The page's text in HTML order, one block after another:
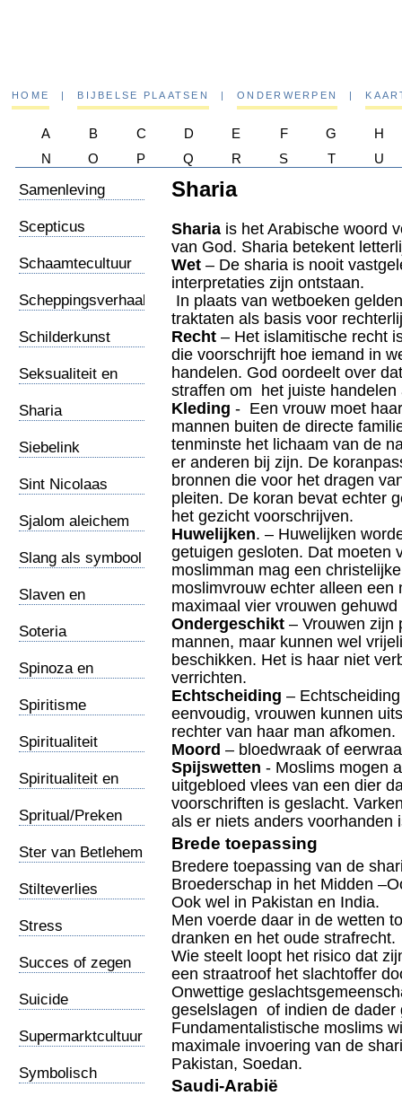
HOME | BIJBELSE PLAATSEN | ONDERWERPEN |
A B C D E F G
H
N
O P Q R S T U
Samenleving
Scepticus
Schaamtecultuur
Scheppingsverhaal
Schilderkunst
Seksualiteit en
Sharia
Siebelink
Sint Nicolaas
Sjalom aleichem
Slang als symbool
Slaven en
Soteria
Spinoza en
Spiritisme
Spiritualiteit
Spiritualiteit en
Spritual/Preken
Ster van Betlehem
Stilteverlies
Stress
Succes of zegen
Suicide
Supermarktcultuur
Symbolisch
Sharia
Sharia is het Arabische woord
van God. Sharia betekent
Wet – De sharia is nooit
interpretaties zijn ontstaan.
In plaats van wetboeken
traktaten als basis voor
Recht – Het islamitische recht
die voorschrijft hoe iemand in
handelen. God oordeelt over
straffen om het juiste handelen
Kleding - Een vrouw moet
mannen buiten de directe
tenminste het lichaam van de
er anderen bij zijn. De
bronnen die voor het dragen
pleiten. De koran bevat echter
het gezicht voorschrijven.
Huwelijken. – Huwelijken
getuigen gesloten. Dat moeten
moslimman mag een
moslimvrouw echter alleen
maximaal vier vrouwen gehuwd
Ondergeschikt – Vrouwen zijn
mannen, maar kunnen wel
beschikken. Het is haar niet
verrichten.
Echtscheiding –
eenvoudig, vrouwen kunnen
rechter van haar man afkomen.
Moord – bloedwraak of
Spijswetten - Moslims mogen
uitgebloed vlees van een dier
voorschriften is geslacht.
als er niets anders voorhanden
Brede toepassing
Bredere toepassing van de
Broederschap in het Midden
Ook wel in Pakistan en India.
Men voerde daar in de wetten
dranken en het oude strafrecht.
Wie steelt loopt het risico dat
een straatroof het slachtoffer
Onwettige
geselslagen of indien de dader
Fundamentalistische moslims
maximale invoering van de
Pakistan, Soedan.
Saudi-Arabië